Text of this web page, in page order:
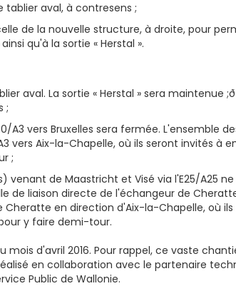
aval, à contresens ;
de la nouvelle structure, à droite, pour
qu'à la sortie « Herstal ».
aval. La sortie « Herstal » sera maintenue
;
A3 vers Bruxelles sera fermée. L'ensemble
vers Aix-la-Chapelle, où ils seront invités à
;
venant de Maastricht et Visé via l'E25/A25
de liaison directe de l'échangeur de
en direction d'Aix-la-Chapelle, où ils
y faire demi-tour.
d'avril 2016. Pour rappel, ce vaste
en collaboration avec le partenaire
Public de Wallonie.